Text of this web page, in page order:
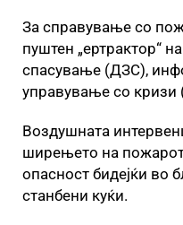
За справување со
пуштен „ертрактор“
спасување (ДЗС),
управување со кризи
Воздушната
ширењето на
опасност бидејќи во
станбени куќи.